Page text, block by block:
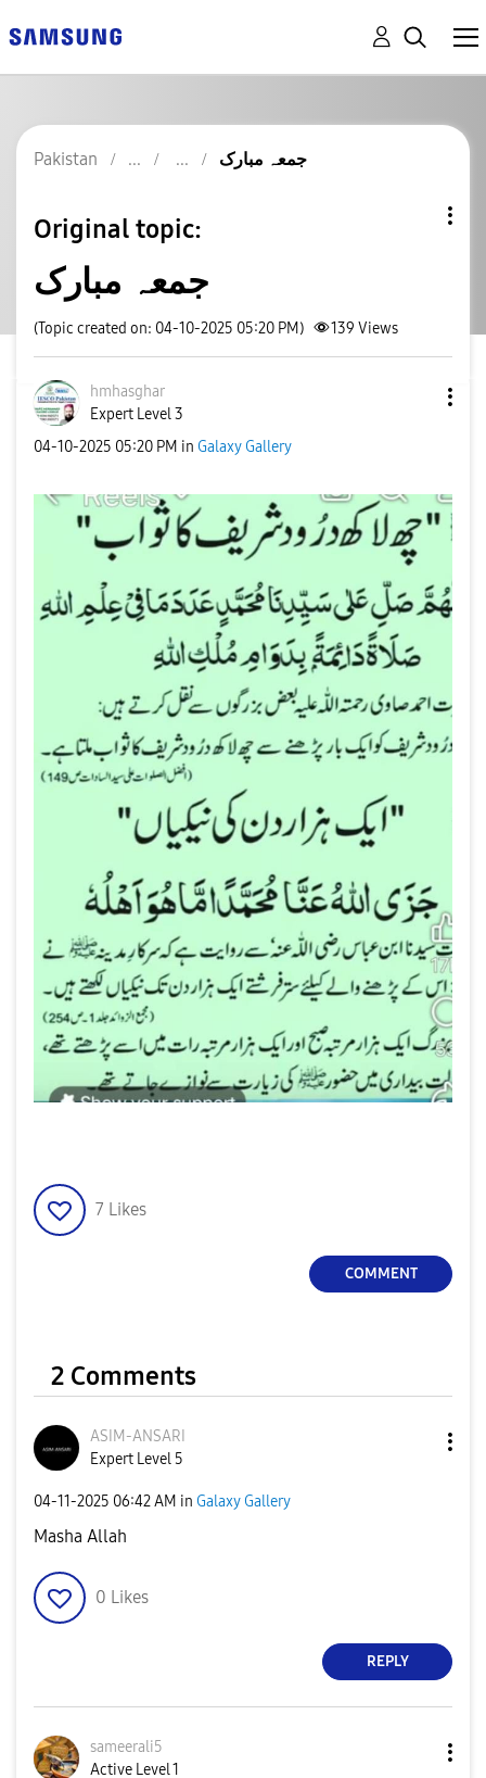
Pakistan جمعہ مبارک
Original topic:
جمعہ مبارک
(Topic created on: 04-10-2025 05:20 PM) 139 Views
hmhasghar
Expert Level 3
‎04-10-2025 05:20 PM in Galaxy Gallery
7 Likes
COMMENT
2 Comments
ASIM-ANSARI
Expert Level 5
‎04-11-2025 06:42 AM in Galaxy Gallery
Masha Allah
0 Likes
REPLY
sameerali5
Active Level 1